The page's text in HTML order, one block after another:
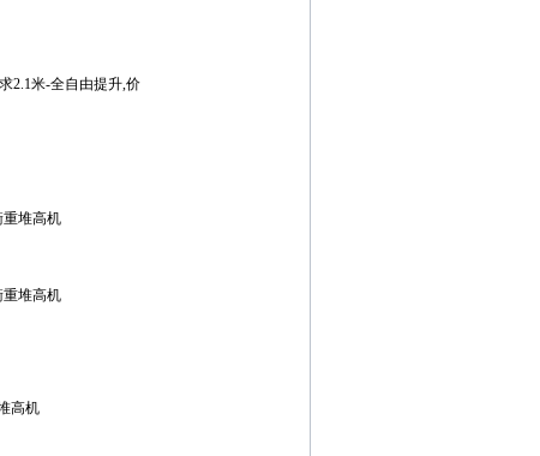
2.1米-全自由提升,价
重堆高机
重堆高机
高机